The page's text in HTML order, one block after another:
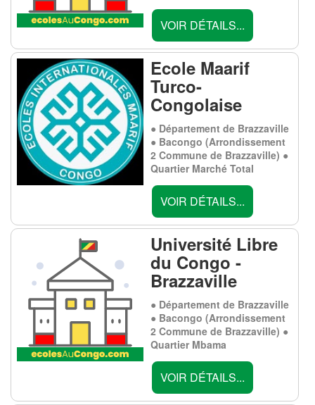
VOIR DÉTAILS...
Ecole Maarif
Turco-
Congolaise
● Département de Brazzaville
● Bacongo (Arrondissement
2 Commune de Brazzaville) ●
Quartier Marché Total
VOIR DÉTAILS...
Université Libre
du Congo -
Brazzaville
● Département de Brazzaville
● Bacongo (Arrondissement
2 Commune de Brazzaville) ●
Quartier Mbama
VOIR DÉTAILS...